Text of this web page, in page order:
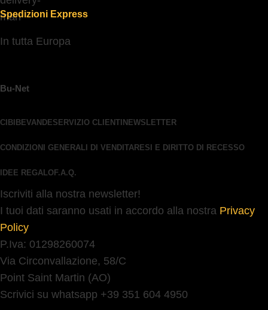
Spedizioni Express
In tutta Europa
Bu-Net
CIBI BEVANDESERVIZIO CLIENTI NEWSLETTER
CONDIZIONI GENERALI DI VENDITA RESI E DIRITTO DI RECESSO
IDEE REGALO F.A.Q.
Iscriviti alla nostra newsletter!
I tuoi dati saranno usati in accordo alla nostra Privacy
Policy
P.Iva: 01298260074
Via Circonvallazione, 58/C
Point Saint Martin (AO)
Scrivici su whatsapp +39 351 604 4950